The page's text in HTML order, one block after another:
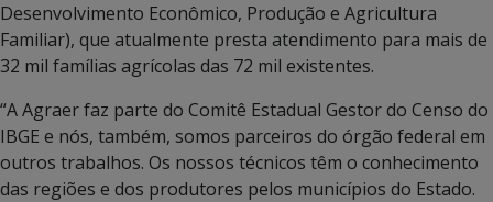
Desenvolvimento Econômico, Produção e Agricultura
Familiar), que atualmente presta atendimento para mais de
32 mil famílias agrícolas das 72 mil existentes.
“A Agraer faz parte do Comitê Estadual Gestor do Censo do
IBGE e nós, também, somos parceiros do órgão federal em
outros trabalhos. Os nossos técnicos têm o conhecimento
das regiões e dos produtores pelos municípios do Estado.